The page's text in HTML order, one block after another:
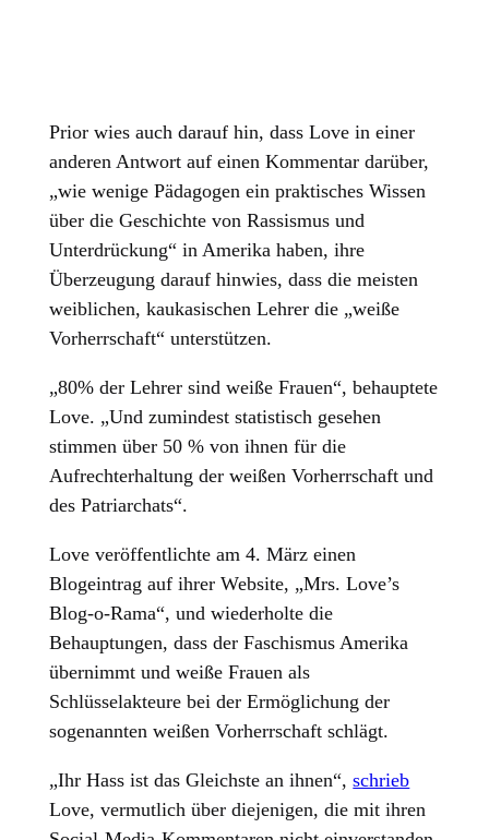
Prior wies auch darauf hin, dass Love in einer
anderen Antwort auf einen Kommentar darüber,
„wie wenige Pädagogen ein praktisches Wissen
über die Geschichte von Rassismus und
Unterdrückung“ in Amerika haben, ihre
Überzeugung darauf hinwies, dass die meisten
weiblichen, kaukasischen Lehrer die „weiße
Vorherrschaft“ unterstützen.
„80% der Lehrer sind weiße Frauen“, behauptete
Love. „Und zumindest statistisch gesehen
stimmen über 50 % von ihnen für die
Aufrechterhaltung der weißen Vorherrschaft und
des Patriarchats“.
Love veröffentlichte am 4. März einen
Blogeintrag auf ihrer Website, „Mrs. Love’s
Blog-o-Rama“, und wiederholte die
Behauptungen, dass der Faschismus Amerika
übernimmt und weiße Frauen als
Schlüsselakteure bei der Ermöglichung der
sogenannten weißen Vorherrschaft schlägt.
„Ihr Hass ist das Gleichste an ihnen“,schrieb
Love, vermutlich über diejenigen, die mit ihren